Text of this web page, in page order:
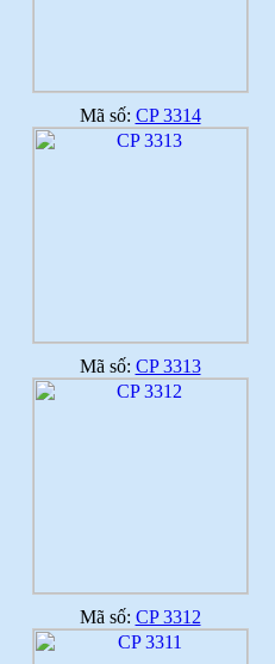
Mã số: CP 3314
Mã số: CP 3313
Mã số: CP 3312